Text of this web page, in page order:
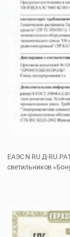
ЕАЭС N RU Д-
светильников